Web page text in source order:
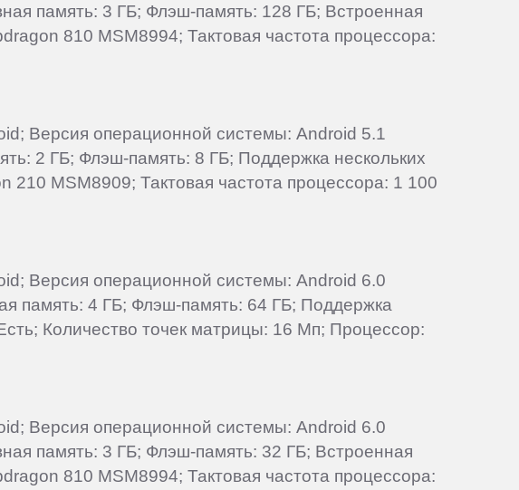
память: 3 ГБ; Флэш-память: 128 ГБ; Встроенная
810 MSM8994; Тактовая частота процессора:
Версия операционной системы: Android 5.1
2 ГБ; Флэш-память: 8 ГБ; Поддержка нескольких
MSM8909; Тактовая частота процессора: 1 100
Версия операционной системы: Android 6.0
память: 4 ГБ; Флэш-память: 64 ГБ; Поддержка
Количество точек матрицы: 16 Мп; Процессор:
Версия операционной системы: Android 6.0
память: 3 ГБ; Флэш-память: 32 ГБ; Встроенная
810 MSM8994; Тактовая частота процессора: